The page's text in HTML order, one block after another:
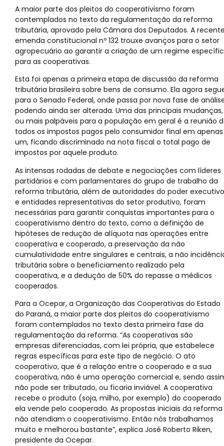
A maior parte dos pleitos do cooperativismo foram
contemplados no texto da regulamentação da reforma
tributária, aprovado pela Câmara dos Deputados. A
emenda constitucional nº 132 trouxe avanços para o setor
agropecuário ao garantir a criação de um regime
para as cooperativas.
Esta foi apenas a primeira etapa de discussão da reforma
tributária brasileira sobre bens de consumo. Ela agora
para o Senado Federal, onde passa por nova fase de
podendo ainda ser alterada. Uma das principais mudanças,
ou mais palpáveis para a população em geral é a reunião
todos os impostos pagos pelo consumidor final em apenas
um, ficando discriminado na nota fiscal o total pago de
impostos por aquele produto.
As intensas rodadas de debate e negociações com líderes
partidários e com parlamentares do grupo de trabalho da
reforma tributária, além de autoridades do poder executivo
e entidades representativas do setor produtivo, foram
necessárias para garantir conquistas importantes para o
cooperativismo dentro do texto, como a definição de
hipóteses de redução de alíquota nas operações entre
cooperativa e cooperado, a preservação da não
cumulatividade entre singulares e centrais, a não
tributária sobre o beneficiamento realizado pela
cooperativa, e a dedução de 50% do repasse a médicos
cooperados.
Para a Ocepar, a Organização das Cooperativas do Estado
do Paraná, a maior parte dos pleitos do cooperativismo
foram contemplados no texto desta primeira fase da
regulamentação da reforma. “As cooperativas são
empresas diferenciadas, com lei própria, que estabelece
regras específicas para este tipo de negócio. O ato
cooperativo, que é a relação entre o cooperado e a sua
cooperativa, não é uma operação comercial e, sendo
não pode ser tributado, ou ficaria inviável. A cooperativa
recebe o produto (soja, milho, por exemplo) do cooperado
ela vende pelo cooperado. As propostas iniciais da reforma
não atendiam o cooperativismo. Então nós trabalhamos
muito e melhorou bastante”, explica José Roberto Riken,
presidente da Ocepar.